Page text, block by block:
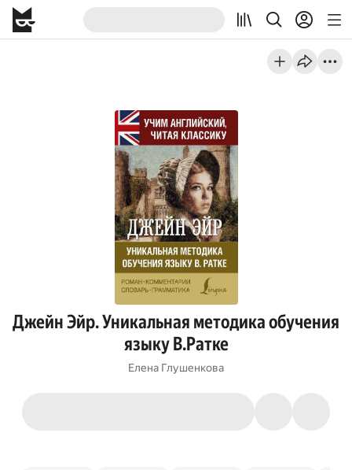
Джейн Эйр. Уникальная методика обучения
языку В.Ратке
Елена Глушенкова